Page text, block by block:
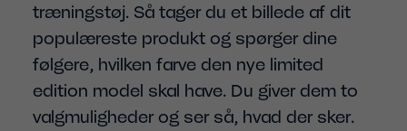
træningstøj. Så tager du et billede af dit
populæreste produkt og spørger dine
følgere, hvilken farve den nye limited
edition model skal have. Du giver dem to
valgmuligheder og ser så, hvad der sker.